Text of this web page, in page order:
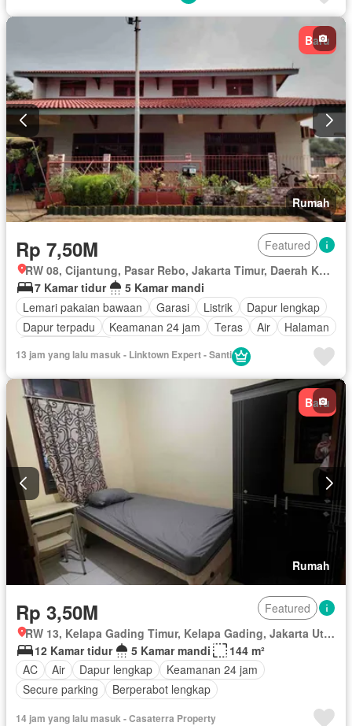
Baru
Rumah
Rp 7,50M
Featured
RW 08, Cijantung, Pasar Rebo, Jakarta Timur, Daerah Khusus Ibukota Jakarta
7 Kamar tidur
5 Kamar mandi
Lemari pakaian bawaan
Garasi Listrik
Dapur lengkap
Dapur terpadu
Keamanan 24 jam Teras Air
Halaman
13 jam yang lalu masuk - Linktown Expert - Santi
Baru
Rumah
Rp 3,50M
Featured
RW 13, Kelapa Gading Timur, Kelapa Gading, Jakarta Utara, Daerah Khusus Ibukota Jakarta
12 Kamar tidur
5 Kamar mandi
144 m²
AC
Air Dapur lengkap
Keamanan 24 jam
Secure parking
Berperabot lengkap
14 jam yang lalu masuk - Casaterra Property